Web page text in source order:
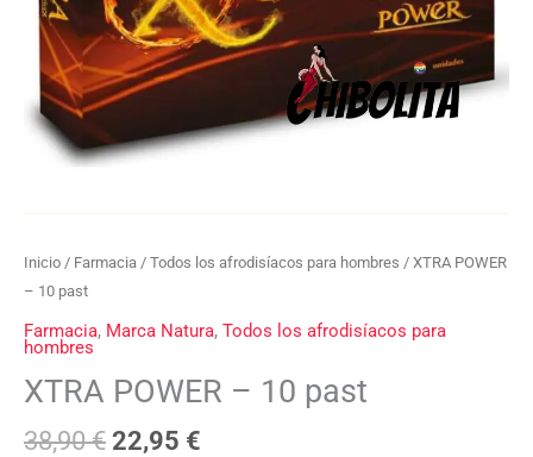
Inicio / Farmacia / Todos los afrodisíacos para hombres / XTRA POWER
– 10 past
Farmacia, Marca Natura, Todos los afrodisíacos para
hombres
XTRA POWER – 10 past
38,90€ 22,95 €